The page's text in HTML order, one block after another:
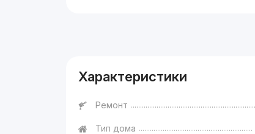
Характеристики
Ремонт
Тип дома